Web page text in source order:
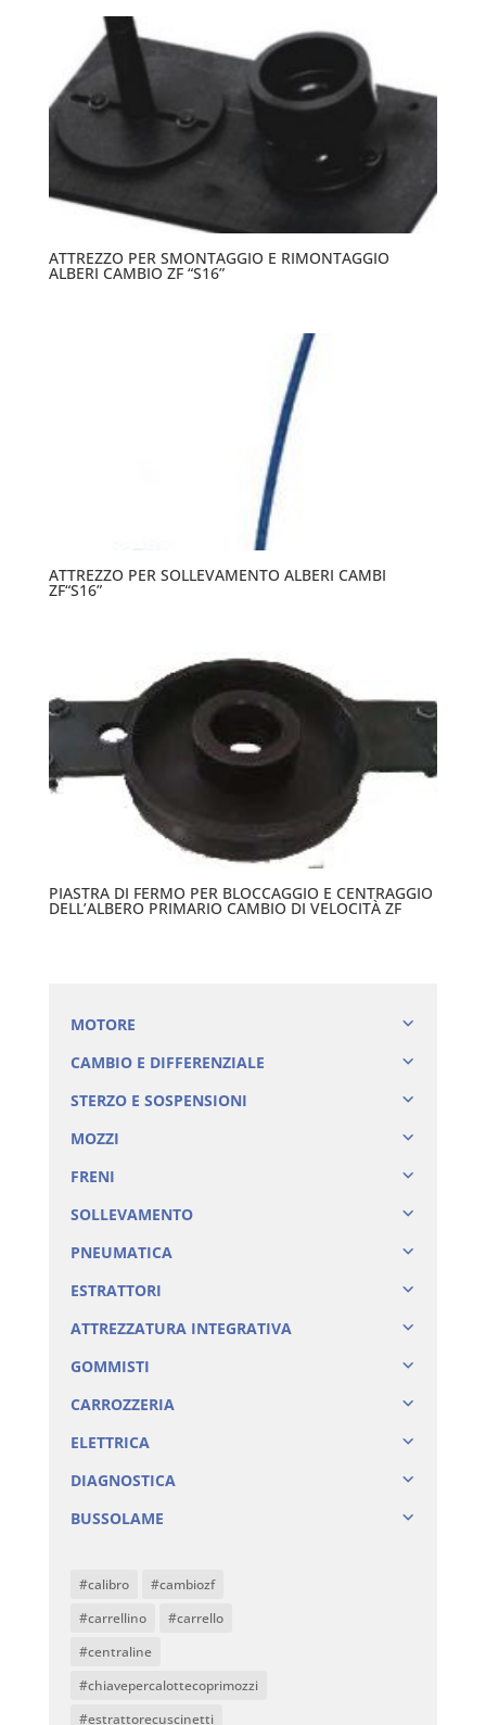
ATTREZZO PER SMONTAGGIO E RIMONTAGGIO
ALBERI CAMBIO ZF “S16”
ATTREZZO PER SOLLEVAMENTO ALBERI CAMBI
ZF“S16”
PIASTRA DI FERMO PER BLOCCAGGIO E CENTRAGGIO
DELL’ALBERO PRIMARIO CAMBIO DI VELOCITÀ ZF
MOTORE
CAMBIO E DIFFERENZIALE
STERZO E SOSPENSIONI
MOZZI
FRENI
SOLLEVAMENTO
PNEUMATICA
ESTRATTORI
ATTREZZATURA INTEGRATIVA
GOMMISTI
CARROZZERIA
ELETTRICA
DIAGNOSTICA
BUSSOLAME
#calibro
#cambiozf
#carrellino
#carrello
#centraline
#chiavepercalottecoprimozzi
#estrattorecuscinetti